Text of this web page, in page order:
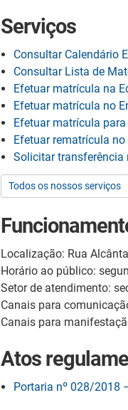
Serviços
Consultar Calendário
Consultar Lista de
Efetuar matrícula na
Efetuar matrícula no
Efetuar matrícula
Efetuar rematrícula
Solicitar transferência
Todos os nossos serviços
Localização: Rua
Horário ao público:
Setor de atendimento:
Canais para
Canais para
Atos
Portaria nº 028/2018